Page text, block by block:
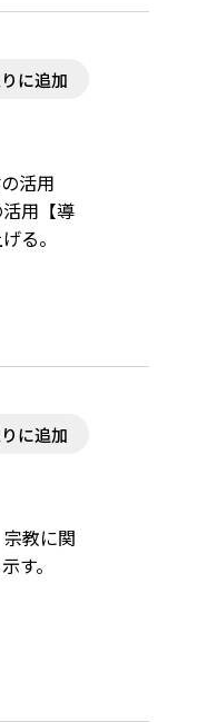
に追加
活用
用【導
る。
に追加
教に関
す。